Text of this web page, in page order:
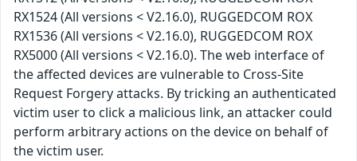
RX1524 (All versions < V2.16.0), RUGGEDCOM ROX
RX1536 (All versions < V2.16.0), RUGGEDCOM ROX
RX5000 (All versions < V2.16.0). The web interface of
the affected devices are vulnerable to Cross-Site
Request Forgery attacks. By tricking an authenticated
victim user to click a malicious link, an attacker could
perform arbitrary actions on the device on behalf of
the victim user.